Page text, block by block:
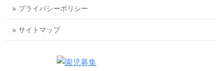
プライバシーポリシー
サイトマップ